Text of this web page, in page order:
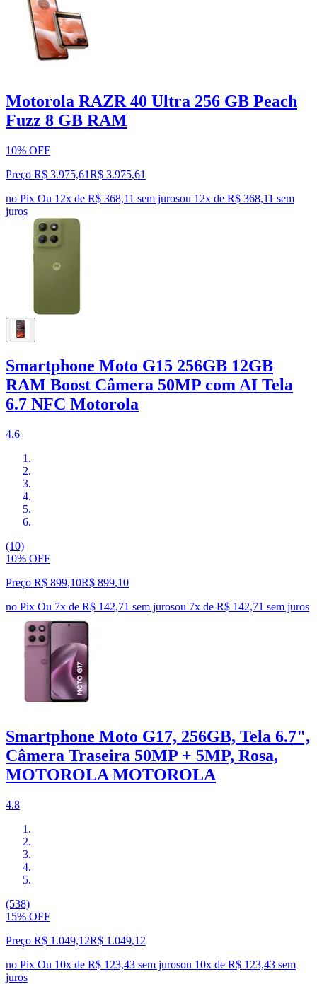
Motorola RAZR 40 Ultra 256 GB Peach
Fuzz 8 GB RAM
10% OFF
Preço R$ 3.975,61R$ 3.975,61
no Pix Ou 12x de R$ 368,11 sem jurosou 12x de R$ 368,11 sem
juros
Smartphone Moto G15 256GB 12GB
RAM Boost Câmera 50MP com AI Tela
6.7 NFC Motorola
4.6
(10)
10% OFF
Preço R$ 899,10R$ 899,10
no Pix Ou 7x de R$ 142,71 sem jurosou 7x de R$ 142,71 sem juros
Smartphone Moto G17, 256GB, Tela 6.7",
Câmera Traseira 50MP + 5MP, Rosa,
MOTOROLA MOTOROLA
4.8
(538)
15% OFF
Preço R$ 1.049,12R$ 1.049,12
no Pix Ou 10x de R$ 123,43 sem jurosou 10x de R$ 123,43 sem
juros